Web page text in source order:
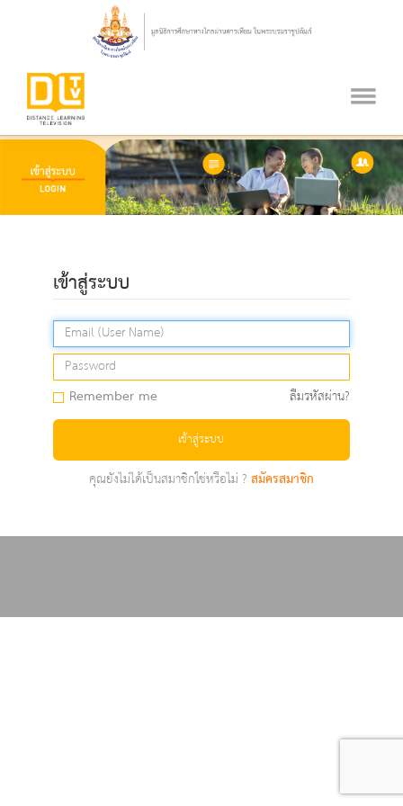
เข้าสู่ระบบ
Remember me ลืมรหัสผ่าน?
เข้าสู่ระบบ
คุณยังไม่ได้เป็นสมาชิกใช่หรือไม่ ?สมัครสมาชิก